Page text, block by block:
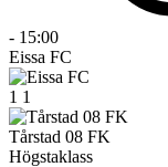
- 15:00
Eissa FC
1 1
Tårstad 08 FK
Högstaklass